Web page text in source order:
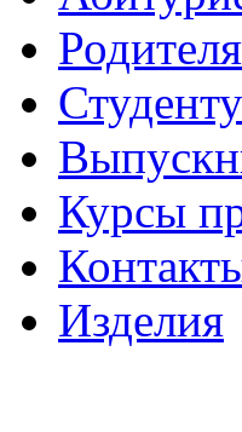
Студенту
Курсы
Изделия